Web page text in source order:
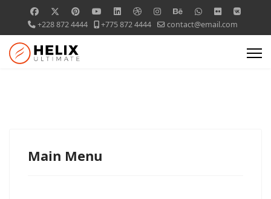
+228 872 4444 +775 872 4444 contact@email.com
Main Menu